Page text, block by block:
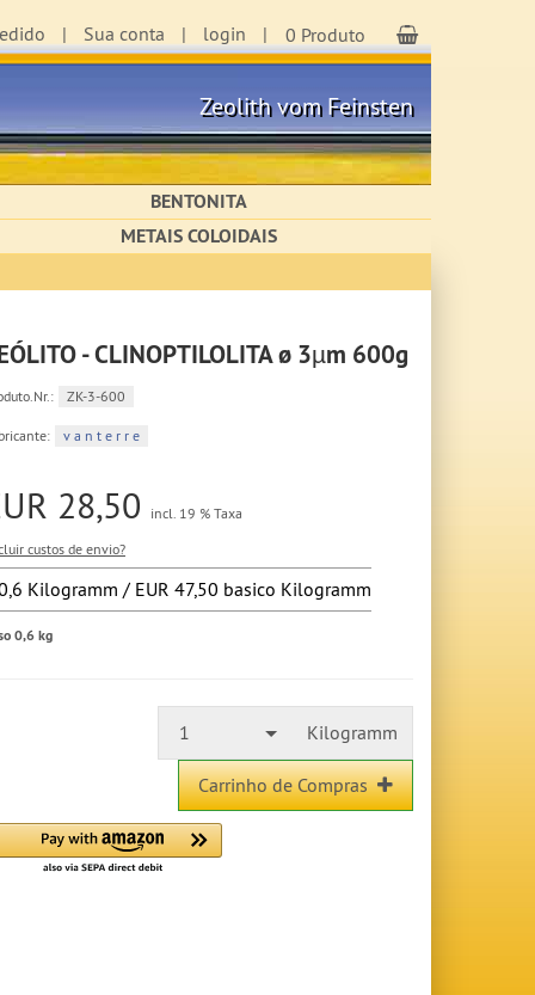
Sua conta login 0 Produto Carrinho de
Zeolith vom Feinsten
BENTONITA
METAIS COLOIDAIS
- CLINOPTILOLITA ø 3µm 600g
ZK-3-600
v a n t e r r e
28,50
incl. 19 % Taxa
custos de envio?
Kilogramm / EUR 47,50 basico Kilogramm
0,6 kg
1 Kilogramm
Carrinho de Compras